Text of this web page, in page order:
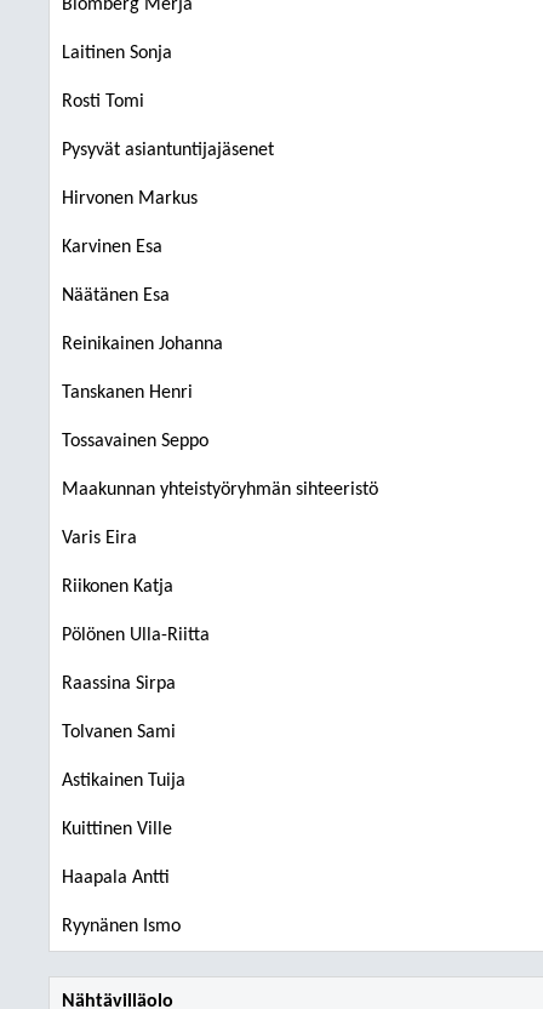
Blomberg Merja
Laitinen Sonja
Rosti Tomi
Pysyvät asiantuntijajäsenet
Hirvonen Markus
Karvinen Esa
Näätänen Esa
Reinikainen Johanna
Tanskanen Henri
Tossavainen Seppo
Maakunnan yhteistyöryhmän sihteeristö
Varis Eira
Riikonen Katja
Pölönen Ulla-Riitta
Raassina Sirpa
Tolvanen Sami
Astikainen Tuija
Kuittinen Ville
Haapala Antti
Ryynänen Ismo
Nähtävilläolo